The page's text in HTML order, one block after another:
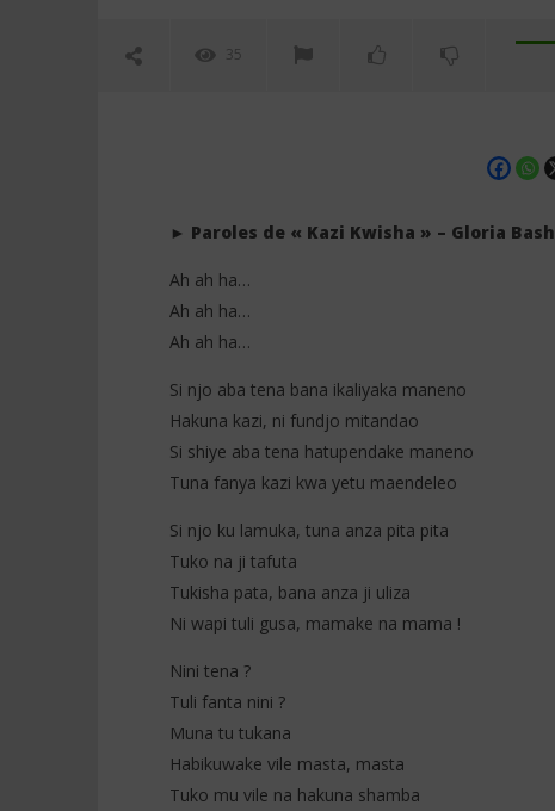
35
NOW VIEWING
Traduction)
2026
Stone
2026
Stone
► Paroles de « Kazi Kwisha » – Gloria Bash
Ah ah ha…
Ah ah ha…
Ah ah ha…
Si njo aba tena bana ikaliyaka maneno
Hakuna kazi, ni fundjo mitandao
Si shiye aba tena hatupendake maneno
Tuna fanya kazi kwa yetu maendeleo
Si njo ku lamuka, tuna anza pita pita
Tuko na ji tafuta
Tukisha pata, bana anza ji uliza
Ni wapi tuli gusa, mamake na mama !
Nini tena ?
Tuli fanta nini ?
Muna tu tukana
Habikuwake vile masta, masta
Tuko mu vile na hakuna shamba